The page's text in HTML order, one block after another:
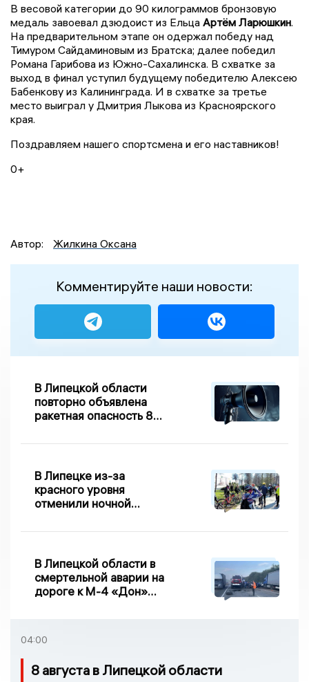
В весовой категории до 90 килограммов бронзовую
медаль завоевал дзюдоист из Ельца Артём Ларюшкин.
На предварительном этапе он одержал победу над
Тимуром Сайдаминовым из Братска; далее победил
Романа Гарибова из Южно-Сахалинска. В схватке за
выход в финал уступил будущему победителю Алексею
Бабенкову из Калининграда. И в схватке за третье
место выиграл у Дмитрия Лыкова из Красноярского
края.
Поздравляем нашего спортсмена и его наставников!
0+
Автор: Жилкина Оксана
Комментируйте наши новости:
В Липецкой области
повторно объявлена
ракетная опасность 8
В Липецке из-за
красного уровня
отменили ночной
В Липецкой области в
смертельной аварии на
дороге к М-4 «Дон»
04:00
8 августа в Липецкой области